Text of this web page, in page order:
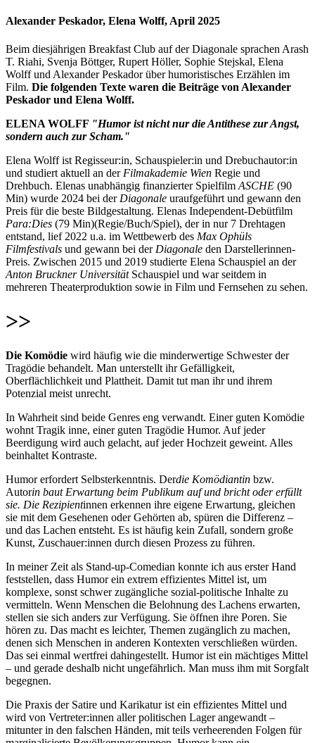
Alexander Peskador, Elena Wolff, April 2025
Beim diesjährigen Breakfast Club auf der Diagonale sprachen Arash
T. Riahi, Svenja Böttger, Rupert Höller, Sophie Stejskal, Elena
Wolff und Alexander Peskador über humoristisches Erzählen im
Film. Die folgenden Texte waren die Beiträge von Alexander
Peskador und Elena Wolff.
ELENA WOLFF "Humor ist nicht nur die Antithese zur Angst,
sondern auch zur Scham."
Elena Wolff ist Regisseur:in, Schauspieler:in und Drebuchautor:in
und studiert aktuell an der Filmakademie Wien Regie und
Drehbuch. Elenas unabhängig finanzierter Spielfilm ASCHE (90
Min) wurde 2024 bei der Diagonale uraufgeführt und gewann den
Preis für die beste Bildgestaltung. Elenas Independent-Debütfilm
Para:Dies (79 Min)(Regie/Buch/Spiel), der in nur 7 Drehtagen
entstand, lief 2022 u.a. im Wettbewerb des Max Ophüls
Filmfestivals und gewann bei der Diagonale den Darstellerinnen-
Preis. Zwischen 2015 und 2019 studierte Elena Schauspiel an der
Anton Bruckner UniversitätSchauspiel und war seitdem in
mehreren Theaterproduktion sowie in Film und Fernsehen zu sehen.
>>
Die Komödie wird häufig wie die minderwertige Schwester der
Tragödie behandelt. Man unterstellt ihr Gefälligkeit,
Oberflächlichkeit und Plattheit. Damit tut man ihr und ihrem
Potenzial meist unrecht.
In Wahrheit sind beide Genres eng verwandt. Einer guten Komödie
wohnt Tragik inne, einer guten Tragödie Humor. Auf jeder
Beerdigung wird auch gelacht, auf jeder Hochzeit geweint. Alles
beinhaltet Kontraste.
Humor erfordert Selbsterkenntnis. Derdie Komödiantin bzw.
Autorin baut Erwartung beim Publikum auf und bricht oder erfüllt
sie. Die Rezipientinnen erkennen ihre eigene Erwartung, gleichen
sie mit dem Gesehenen oder Gehörten ab, spüren die Differenz –
und das Lachen entsteht. Es ist häufig kein Zufall, sondern große
Kunst, Zuschauer:innen durch diesen Prozess zu führen.
In meiner Zeit als Stand-up-Comedian konnte ich aus erster Hand
feststellen, dass Humor ein extrem effizientes Mittel ist, um
komplexe, sonst schwer zugängliche sozial-politische Inhalte zu
vermitteln. Wenn Menschen die Belohnung des Lachens erwarten,
stellen sie sich anders zur Verfügung. Sie öffnen ihre Poren. Sie
hören zu. Das macht es leichter, Themen zugänglich zu machen,
denen sich Menschen in anderen Kontexten verschließen würden.
Das sei einmal wertfrei dahingestellt. Humor ist ein mächtiges Mittel
– und gerade deshalb nicht ungefährlich. Man muss ihm mit Sorgfalt
begegnen.
Die Praxis der Satire und Karikatur ist ein effizientes Mittel und
wird von Vertreter:innen aller politischen Lager angewandt –
mitunter in den falschen Händen, mit teils verheerenden Folgen für